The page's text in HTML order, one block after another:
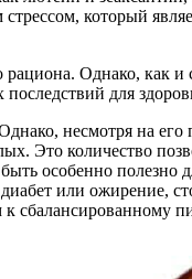
который
рациона. Однако, как
для
несмотря на его
Это количество
особенно полезно
или ожирение,
сбалансированному